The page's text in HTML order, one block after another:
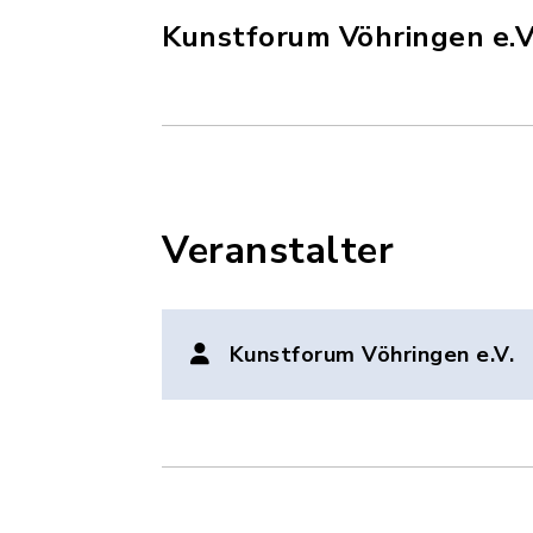
Kunstforum Vöhringen
Veranstalter
Kunstforum Vöhringen e.V.